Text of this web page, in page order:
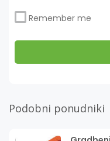
Remember me
Podobni ponudniki